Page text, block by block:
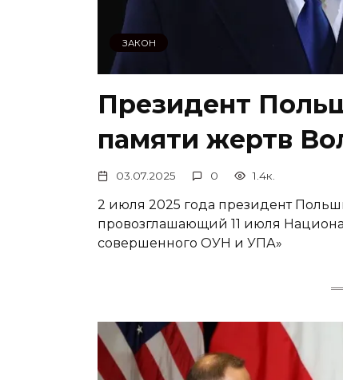
ЗАКОН
Президент
памяти жертв
03.07.2025 0 1.4к.
2 июля 2025 года президент
провозглашающий 11 июля
совершенного ОУН и УПА»